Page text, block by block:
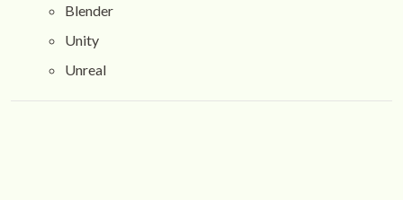
Blender
Unity
Unreal